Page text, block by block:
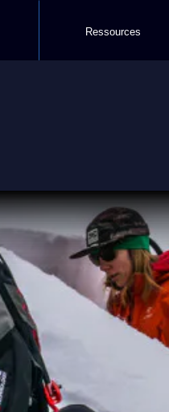
Ressources